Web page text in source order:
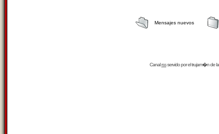
Mensajes nuevos
Canalrssservido por eltrujam�nde